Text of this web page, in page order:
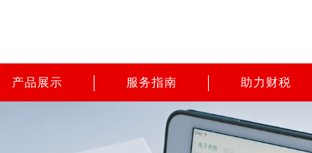
产品展示 服务指南 助力财税